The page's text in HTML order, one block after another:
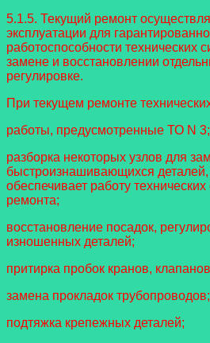
5.1.5. Текущий ремонт
эксплуатации для
работоспособности технических
замене и восстановлении
регулировке.
При текущем ремонте
работы, предусмотренные ТО N 3;
разборка некоторых узлов для
быстроизнашивающихся деталей,
обеспечивает работу
ремонта;
восстановление посадок,
изношенных деталей;
притирка пробок кранов,
замена прокладок трубопроводов;
подтяжка крепежных деталей;